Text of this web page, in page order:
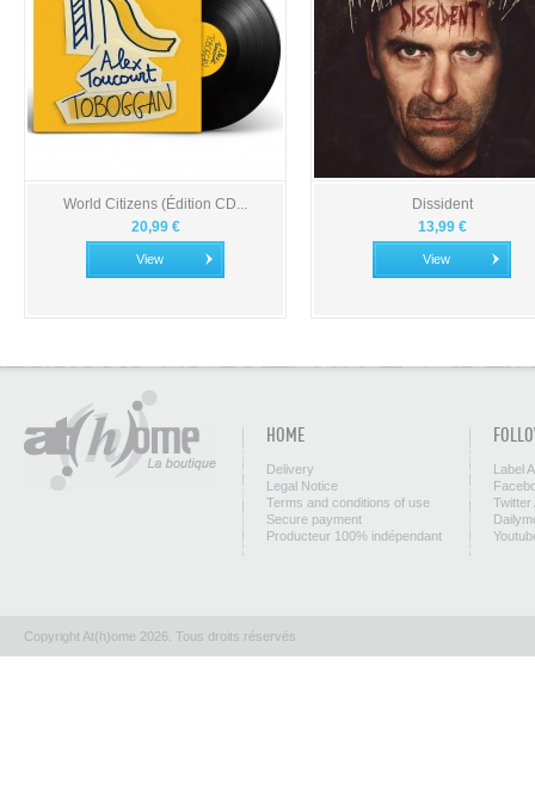
World Citizens (Édition CD...
20,99 €
View
Dissident
13,99 €
View
HOME
Delivery
Legal Notice
Terms and conditions of use
Secure payment
Producteur 100% indépendant
Label
Twitter
Copyright At(h)ome 2026. Tous droits réservés